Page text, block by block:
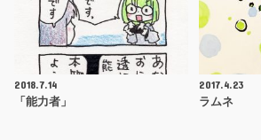
2018.7.14
「能力者」
2017.4.23
ラムネ